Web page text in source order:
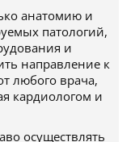
анатомию и
патологий,
и
направление к
любого врача,
кардиологом и
осуществлять